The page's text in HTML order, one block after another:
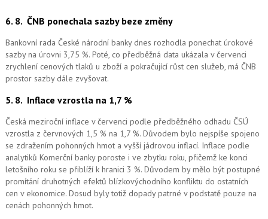
6. 8. ČNB ponechala sazby beze změny
Bankovní rada České národní banky dnes rozhodla ponechat úrokové
sazby na úrovni 3,75 %. Poté, co předběžná data ukázala v červenci
zrychlení cenových tlaků u zboží a pokračující růst cen služeb, má ČNB
prostor sazby dále zvyšovat.
5. 8. Inflace vzrostla na 1,7 %
Česká meziroční inflace v červenci podle předběžného odhadu ČSÚ
vzrostla z červnových 1,5 % na 1,7 %. Důvodem bylo nejspíše spojeno
se zdražením pohonných hmot a vyšší jádrovou inflací. Inflace podle
analytiků Komerční banky poroste i ve zbytku roku, přičemž ke konci
letošního roku se přiblíží k hranici 3 %. Důvodem by mělo být postupné
promítání druhotných efektů blízkovýchodního konfliktu do ostatních
cen v ekonomice. Dosud byly totiž dopady patrné v podstatě pouze na
cenách pohonných hmot.